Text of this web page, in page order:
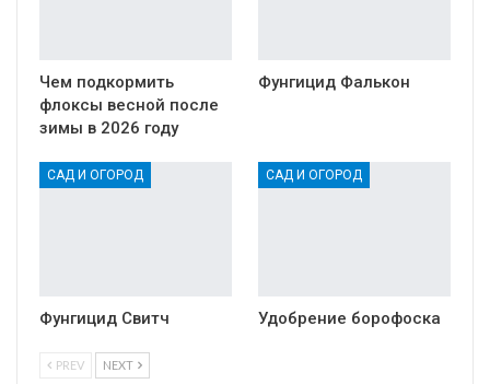
Чем подкормить
флоксы весной после
зимы в 2026 году
Фунгицид Фалькон
САД И ОГОРОД
Фунгицид Свитч
САД И ОГОРОД
Удобрение борофоска
PREV NEXT